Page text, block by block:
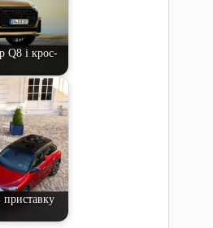
Q8 і крос-
приставку